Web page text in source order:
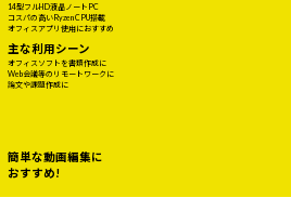
14型フルHD液晶ノートPC
コスパの高いRyzen CPU搭載
オフィスアプリ使用におすすめ
主な利用シーン
オフィスソフトを書類作成に
Web会議等のリモートワークに
論文や課題作成に
簡単な動画編集に
おすすめ!